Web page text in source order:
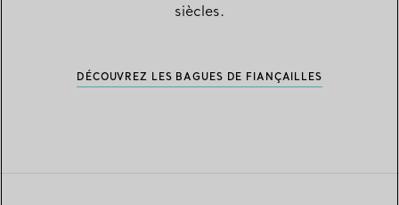
siècles.
DÉCOUVREZ LES BAGUES DE FIANÇAILLES